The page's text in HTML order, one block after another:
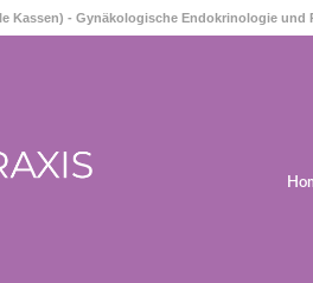
Kassen) - Gynäkologische Endokrinologie und